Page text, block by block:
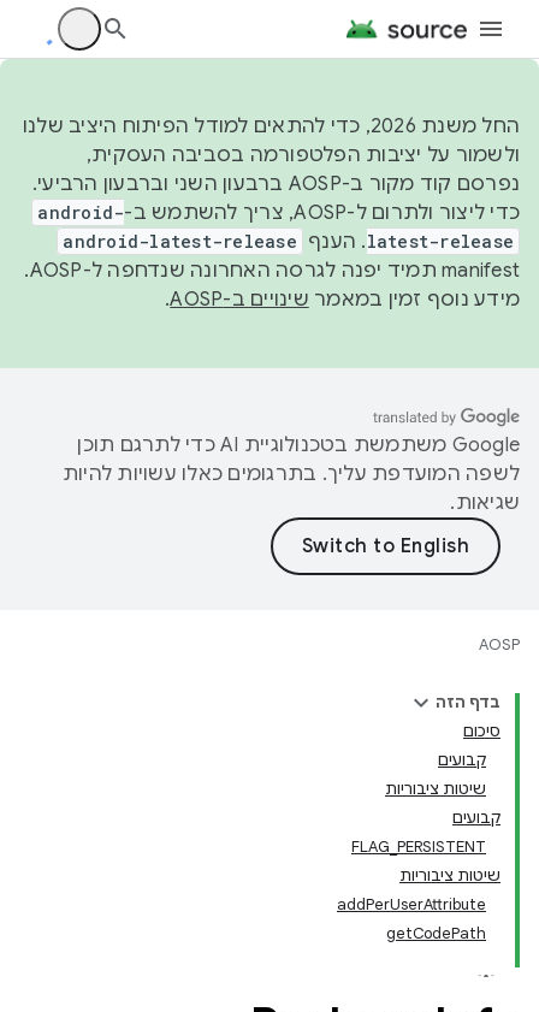
החל משנת 2026, כדי להתאים למודל הפיתוח היציב שלנו
ולשמור על יציבות הפלטפורמה בסביבה העסקית,
נפרסם קוד מקור ב-AOSP ברבעון השני וברבעון הרביעי.
כדי ליצור ולתרום ל-AOSP, צריך להשתמש ב-
android-
latest-release. הענף android-latest-release
manifest תמיד יפנה לגרסה האחרונה שנדחפה ל-AOSP.
מידע נוסף זמין במאמר שינויים ב-AOSP .
‫Google משתמשת בטכנולוגיית AI כדי לתרגם תוכן
לשפה המועדפת עליך. בתרגומים כאלו עשויות להיות
שגיאות.
AOSP
בדף הזה
סיכום
קבועים
שיטות ציבוריות
קבועים
FLAG_PERSISTENT
שיטות ציבוריות
addPerUserAttribute
getCodePath